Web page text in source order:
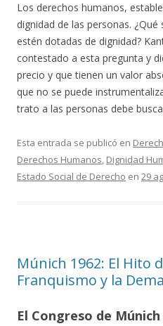
Los derechos humanos,
dignidad de las personas.
estén dotadas de dignidad?
contestado a esta pregunta y
precio y que tienen un valor
que no se puede
trato a las personas debe
Esta entrada se publicó en
Derechos Humanos, Dignidad
Estado Social de Derecho en 29
Múnich 1962: El Hito
Franquismo y la
El Congreso de